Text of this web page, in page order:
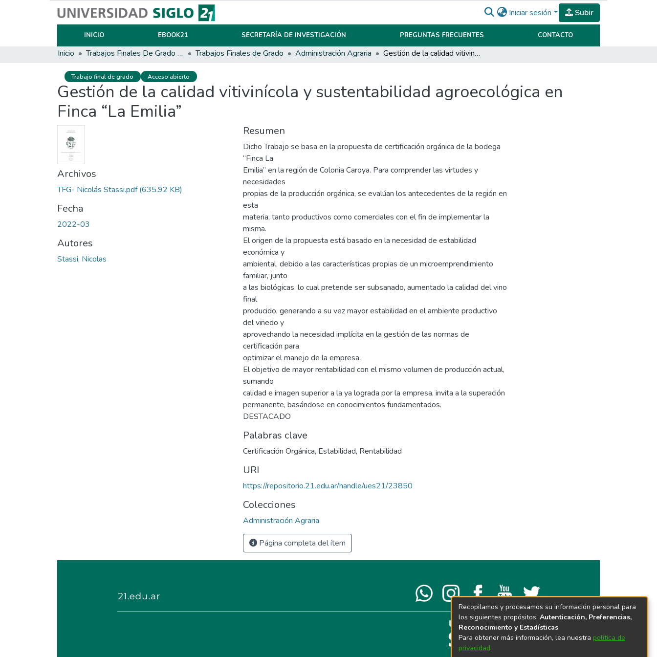
Iniciar sesión Subir
INICIO EBOOK21 SECRETARÍA DE INVESTIGACIÓN PREGUNTAS FRECUENTES CONTACTO
Inicio Trabajos Finales De Grado Y Posgrado Trabajos Finales de Grado Administración Agraria Gestión de la calidad vitivinícola y sustentabilidad agroecológica en Finca “La Emilia”
Trabajo final de grado Acceso abierto
Gestión de la calidad vitivinícola y sustentabilidad agroecológica en
Finca “La Emilia”
Archivos
TFG- Nicolás Stassi.pdf(635.92 KB)
Fecha
2022-03
Autores
Stassi, Nicolas
Resumen
Dicho Trabajo se basa en la propuesta de certificación orgánica de la bodega
“Finca La
Emilia” en la región de Colonia Caroya. Para comprender las virtudes y
necesidades
propias de la producción orgánica, se evalúan los antecedentes de la región en
esta
materia, tanto productivos como comerciales con el fin de implementar la
misma.
El origen de la propuesta está basado en la necesidad de estabilidad
económica y
ambiental, debido a las características propias de un microemprendimiento
familiar, junto
a las biológicas, lo cual pretende ser subsanado, aumentado la calidad del vino
final
producido, generando a su vez mayor estabilidad en el ambiente productivo
del viñedo y
aprovechando la necesidad implícita en la gestión de las normas de
certificación para
optimizar el manejo de la empresa.
El objetivo de mayor rentabilidad con el mismo volumen de producción actual,
sumando
calidad e imagen superior a la ya lograda por la empresa, invita a la superación
permanente, basándose en conocimientos fundamentados.
DESTACADO
Palabras clave
Certificación Orgánica, Estabilidad, Rentabilidad
URI
https://repositorio.21.edu.ar/handle/ues21/23850
Colecciones
Administración Agraria
Página completa del ítem
Recopilamos y procesamos su información personal para
los siguientes propósitos: Autenticación, Preferencias,
Reconocimiento y Estadísticas.
Para obtener más información, lea nuestra política de
privacidad.